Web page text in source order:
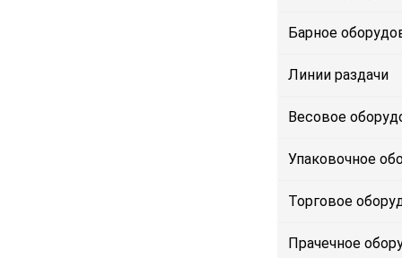
Барное
Линии раздачи
Весовое
Упаковочное
Торговое
Прачечное